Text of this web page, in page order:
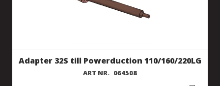
Adapter 32S till Powerduction 110/160/220LG
ART NR. 064508